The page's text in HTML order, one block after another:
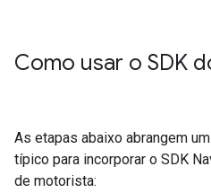
Como usar o SDK
As etapas abaixo abrangem
típico para incorporar o SDK
de motorista: